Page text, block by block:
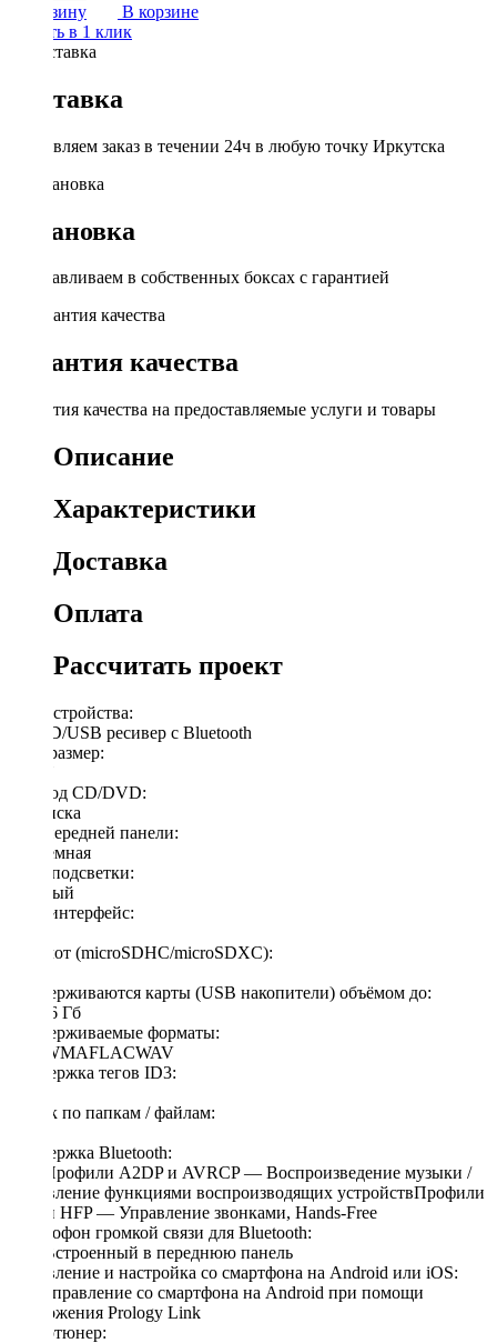
В корзину
В корзине
Купить в 1 клик
Доставка
Доставляем заказ в течении 24ч в любую точку Иркутска
Установка
Устанавливаем в собственных боксах с гарантией
Гарантия качества
Гарантия качества на предоставляемые услуги и товары
Описание
Характеристики
Доставка
Оплата
Рассчитать проект
Тип устройства:
FM SD/USB ресивер с Bluetooth
Типоразмер:
Привод CD/DVD:
Без диска
Тип передней панели:
Несъемная
Цвет подсветки:
Зеленый
USB интерфейс:
SD-слот (microSDHC/microSDXC):
Поддерживаются карты (USB накопители) объёмом до:
до 256 Гб
Поддерживаемые форматы:
MP3WMAFLACWAV
Поддержка тегов ID3:
Поиск по папкам / файлам:
Поддержка Bluetooth:
ЕстьПрофили A2DP и AVRCP — Воспроизведение музыки /
Управление функциями воспроизводящих устройствПрофили
HSP и HFP — Управление звонками, Hands-Free
Микрофон громкой связи для Bluetooth:
ЕстьВстроенный в переднюю панель
Управление и настройка со смартфона на Android или iOS:
ДА, управление со смартфона на Android при помощи
приложения Prology Link
Радиотюнер: